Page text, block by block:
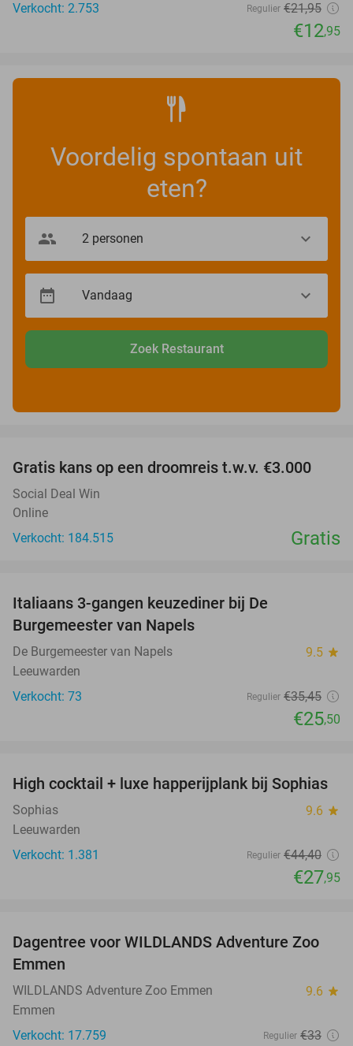
Verkocht: 2.753
Regulier €21,95
€12,95
Voordelig spontaan uit
eten?
Zoek Restaurant
Gratis kans op een droomreis t.w.v. €3.000
Social Deal Win
Online
Verkocht: 184.515
Gratis
Italiaans 3-gangen keuzediner bij De
Burgemeester van Napels
De Burgemeester van Napels 9.5 star
Leeuwarden
Verkocht: 73
Regulier €35,45
€25,50
37%
High cocktail + luxe happerijplank bij Sophias
Sophias 9.6 star
Leeuwarden
Verkocht: 1.381
Regulier €44,40
€27,95
24%
Dagentree voor WILDLANDS Adventure Zoo
Emmen
WILDLANDS Adventure Zoo Emmen 9.6 star
Emmen
Verkocht: 17.759
Regulier €33